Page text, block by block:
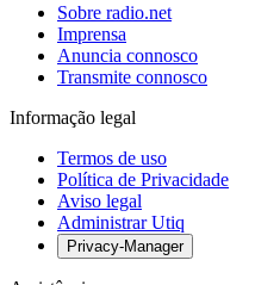
Sobre radio.net
Imprensa
Anuncia connosco
Transmite connosco
Informação legal
Termos de uso
Política de Privacidade
Aviso legal
Administrar Utiq
Privacy-Manager